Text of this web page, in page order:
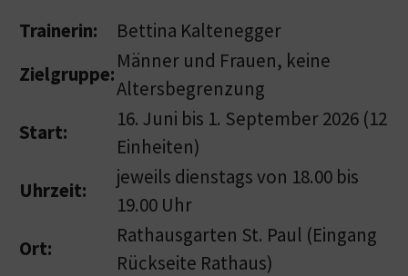
Trainerin:
Bettina Kaltenegger
Zielgruppe:
Männer und Frauen, keine
Altersbegrenzung
Start:
16. Juni bis 1. September 2026 (12
Einheiten)
Uhrzeit:
jeweils dienstags von 18.00 bis
19.00 Uhr
Ort:
Rathausgarten St. Paul (Eingang
Rückseite Rathaus)